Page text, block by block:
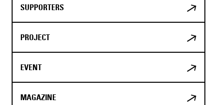
SUPPORTERS
PROJECT
EVENT
MAGAZINE